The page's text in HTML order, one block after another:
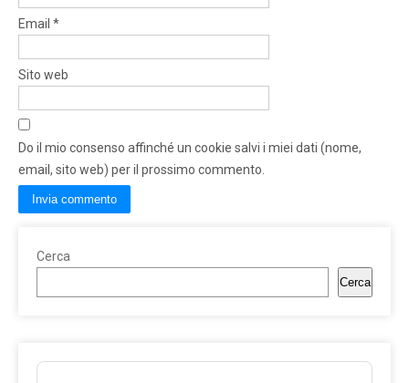
Email *
Sito web
Do il mio consenso affinché un cookie salvi i miei dati (nome,
email, sito web) per il prossimo commento.
Cerca
Cerca